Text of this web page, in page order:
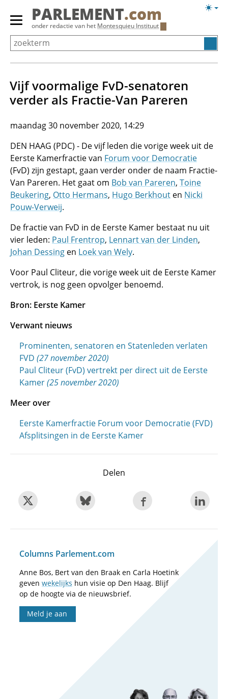
Overslaan
Primair
menu
tonen/verbergen
PARLEMENT.com
onder redactie van het Montesquieu Instituut
Vijf voormalige FvD-senatoren
verder als Fractie-Van Pareren
maandag 30 november 2020, 14:29
DEN HAAG (PDC) - De vijf leden die vorige week uit de
Eerste Kamerfractie van Forum voor Democratie
(FvD) zijn gestapt, gaan verder onder de naam Fractie-
Van Pareren. Het gaat om Bob van Pareren, Toine
Beukering, Otto Hermans, Hugo Berkhout en Nicki
Pouw-Verweij.
De fractie van FvD in de Eerste Kamer bestaat nu uit
vier leden: Paul Frentrop, Lennart van der Linden,
Johan Dessing en Loek van Wely.
Voor Paul Cliteur, die vorige week uit de Eerste Kamer
vertrok, is nog geen opvolger benoemd.
Bron: Eerste Kamer
Verwant nieuws
Prominenten, senatoren en Statenleden verlaten
FVD (27 november 2020)
Paul Cliteur (FvD) vertrekt per direct uit de Eerste
Kamer(25 november 2020)
Meer over
Eerste Kamerfractie Forum voor Democratie (FVD)
Afsplitsingen in de Eerste Kamer
Delen
Columns Parlement.com
Anne Bos, Bert van den Braak en Carla Hoetink
geven wekelijks hun visie op Den Haag. Blijf
op de hoogte via de nieuwsbrief.
Meld je aan